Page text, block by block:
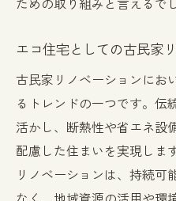
エコ住宅としての古民家
古民家リノベーションにお
るトレンドの一つです。伝
活かし、断熱性や省エネ設
配慮した住まいを実現しま
リノベーションは、持続可